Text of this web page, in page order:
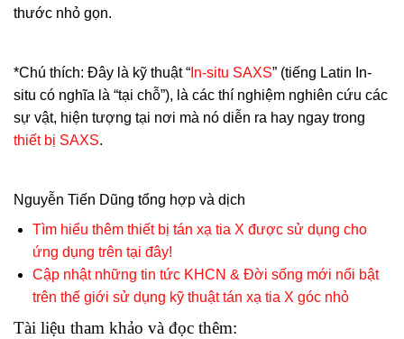
thước nhỏ gọn.
*Chú thích: Đây là kỹ thuật “ In-situ SAXS” (tiếng Latin In-
situ có nghĩa là “tại chỗ”), là các thí nghiệm nghiên cứu các
sự vật, hiện tượng tại nơi mà nó diễn ra hay ngay trong
thiết bị SAXS.
Nguyễn Tiến Dũng tổng hợp và dịch
Tìm hiểu thêm thiết bị tán xạ tia X được sử dụng cho
ứng dụng trên tại đây!
Cập nhật những tin tức KHCN & Đời sống mới nổi bật
trên thế giới sử dụng kỹ thuật tán xạ tia X góc nhỏ
Tài liệu tham khảo và đọc thêm: